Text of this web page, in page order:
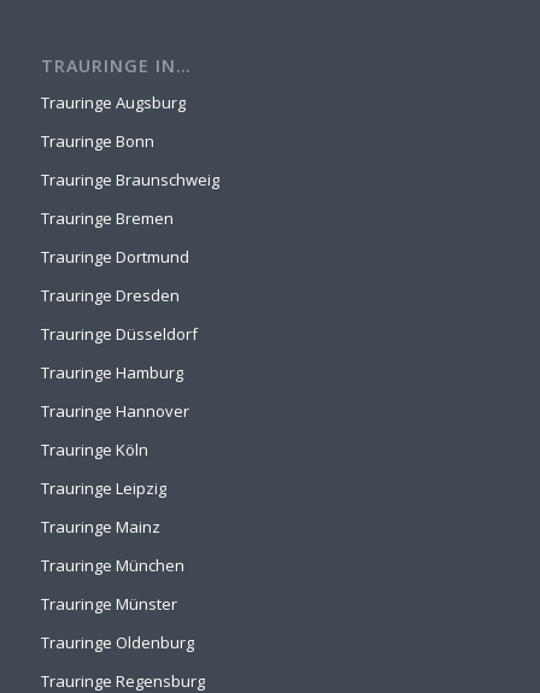
TRAURINGE IN…
Trauringe Augsburg
Trauringe Bonn
Trauringe Braunschweig
Trauringe Bremen
Trauringe Dortmund
Trauringe Dresden
Trauringe Düsseldorf
Trauringe Hamburg
Trauringe Hannover
Trauringe Köln
Trauringe Leipzig
Trauringe Mainz
Trauringe München
Trauringe Münster
Trauringe Oldenburg
Trauringe Regensburg